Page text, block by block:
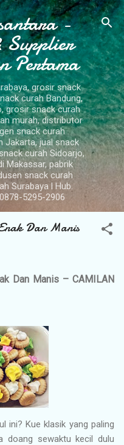
utama -
Supplier
Pertama
grosir snack
curah Bandung,
grosir snack curah
murah, distributor
snack curah
Jakarta, jual snack
curah Sidoarjo,
Makassar, pabrik
snack curah
Surabaya l Hub.
5295-2906
Dan Manis
Dan Manis – CAMILAN
ini? Kue klasik yang paling
doang sewaktu kecil dulu